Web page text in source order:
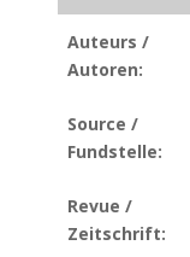
Auteurs /
Autoren:
Source /
Fundstelle:
Revue /
Zeitschrift: